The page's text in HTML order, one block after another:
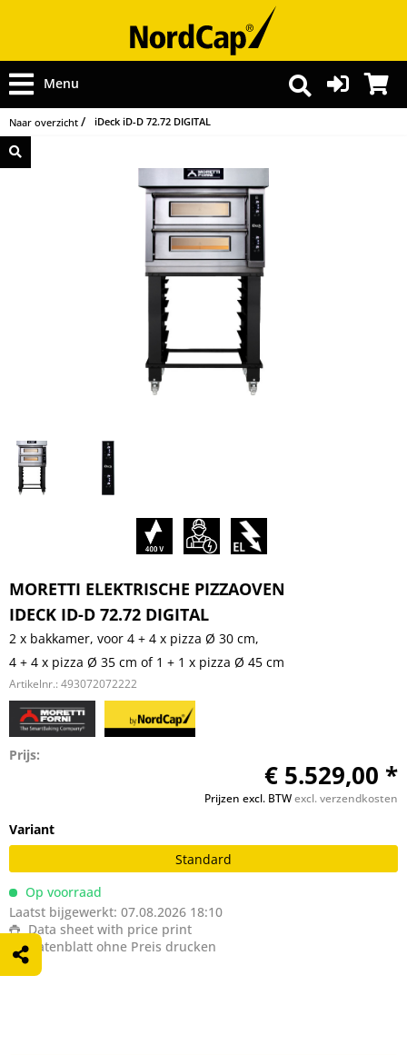
Menu
Naar overzicht iDeck iD-D 72.72 DIGITAL
MORETTI ELEKTRISCHE PIZZAOVEN
IDECK ID-D 72.72 DIGITAL
2 x bakkamer, voor 4 + 4 x pizza Ø 30 cm,
4 + 4 x pizza Ø 35 cm of 1 + 1 x pizza Ø 45 cm
Artikelnr.: 493072072222
Prijs:
€ 5.529,00 *
Prijzen excl. BTWexcl. verzendkosten
Variant
Standard
Op voorraad
Laatst bijgewerkt: 07.08.2026 18:10
Data sheet with price print
Datenblatt ohne Preis drucken